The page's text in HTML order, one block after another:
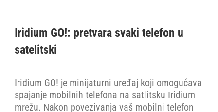
Iridium GO!: pretvara svaki telefon u
satelitski
Iridium GO! je minijaturni uređaj koji omogućava
spajanje mobilnih telefona na satlitsku Iridium
mrežu. Nakon povezivanja vaš mobilni telefon